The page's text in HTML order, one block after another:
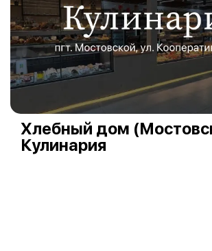
Хлебный дом
Кулинария